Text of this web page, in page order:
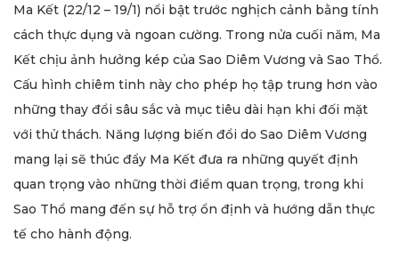
Ma Kết (22/12 – 19/1) nổi bật trước nghịch cảnh bằng tính
cách thực dụng và ngoan cường. Trong nửa cuối năm, Ma
Kết chịu ảnh hưởng kép của Sao Diêm Vương và Sao Thổ.
Cấu hình chiêm tinh này cho phép họ tập trung hơn vào
những thay đổi sâu sắc và mục tiêu dài hạn khi đối mặt
với thử thách. Năng lượng biến đổi do Sao Diêm Vương
mang lại sẽ thúc đẩy Ma Kết đưa ra những quyết định
quan trọng vào những thời điểm quan trọng, trong khi
Sao Thổ mang đến sự hỗ trợ ổn định và hướng dẫn thực
tế cho hành động.